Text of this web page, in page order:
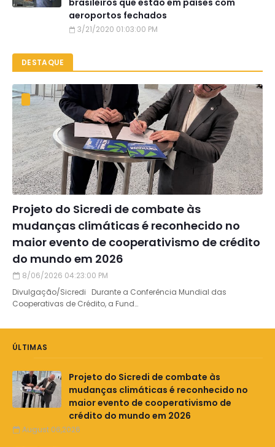
brasileiros que estão em países com
aeroportos fechados
3/21/2020 01:03:00 PM
DESTAQUE
Projeto do Sicredi de combate às
mudanças climáticas é reconhecido no
maior evento de cooperativismo de crédito
do mundo em 2026
8/06/2026 04:23:00 PM
Divulgação/Sicredi Durante a Conferência Mundial das
Cooperativas de Crédito, a Fund…
ÚLTIMAS
Projeto do Sicredi de combate às
mudanças climáticas é reconhecido no
maior evento de cooperativismo de
crédito do mundo em 2026
August 06,2026